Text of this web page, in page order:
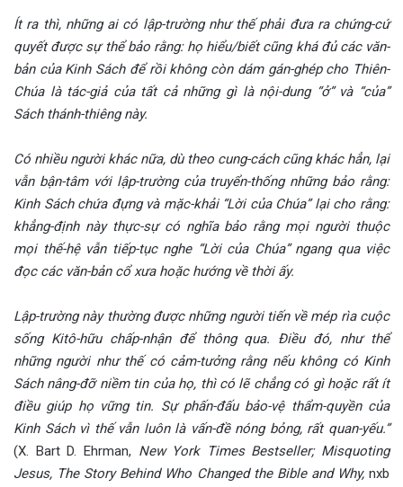
Ít ra thì, những ai có lập-trường như thế phải đưa ra chứng-cứ
quyết được sự thể bảo rằng: họ hiểu/biết cũng khá đủ các văn-
bản của Kinh Sách để rồi không còn dám gán-ghép cho Thiên-
Chúa là tác-giả của tất cả những gì là nội-dung “ở” và “của”
Sách thánh-thiêng này.
Có nhiều người khác nữa, dù theo cung-cách cũng khác hẳn, lại
vẫn bận-tâm với lập-trường của truyển-thống những bảo rằng:
Kinh Sách chứa đựng và mặc-khải “Lời của Chúa” lại cho rằng:
khẳng-định này thực-sự có nghĩa bảo rằng mọi người thuộc
mọi thế-hệ vẫn tiếp-tục nghe “Lời của Chúa” ngang qua việc
đọc các văn-bản cổ xưa hoặc hướng về thời ấy.
Lập-trường này thường được những người tiến về mép rìa cuộc
sống Kitô-hữu chấp-nhận để thông qua. Điều đó, như thể
những người như thế có cảm-tưởng rằng nếu không có Kinh
Sách nâng-đỡ niềm tin của họ, thì có lẽ chẳng có gì hoặc rất ít
điều giúp họ vững tin. Sự phấn-đấu bảo-vệ thẩm-quyền của
Kinh Sách vì thế vẫn luôn là vấn-đề nóng bỏng, rất quan-yếu.”
(X. Bart D. Ehrman, New York Times Bestseller; Misquoting
Jesus, The Story Behind Who Changed the Bible and Why, nxb